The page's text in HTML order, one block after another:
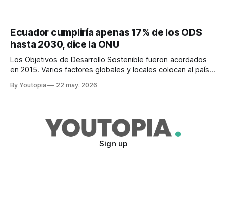
Ecuador cumpliría apenas 17% de los ODS
hasta 2030, dice la ONU
Los Objetivos de Desarrollo Sostenible fueron acordados
en 2015. Varios factores globales y locales colocan al país
By Youtopia 22 may. 2026
Sign up